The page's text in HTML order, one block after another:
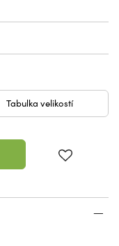
Tabulka velikostí